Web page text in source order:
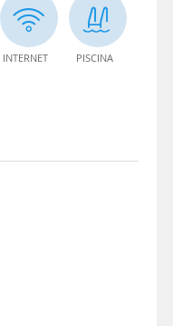
INTERNET PISCINA